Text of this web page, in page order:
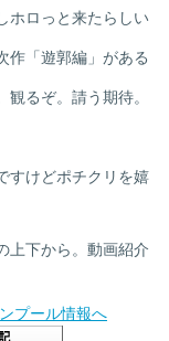
ホロっと来たらしい
作「遊郭編」がある
るぞ。請う期待。
すけどポチクリを嬉
上下から。動画紹介